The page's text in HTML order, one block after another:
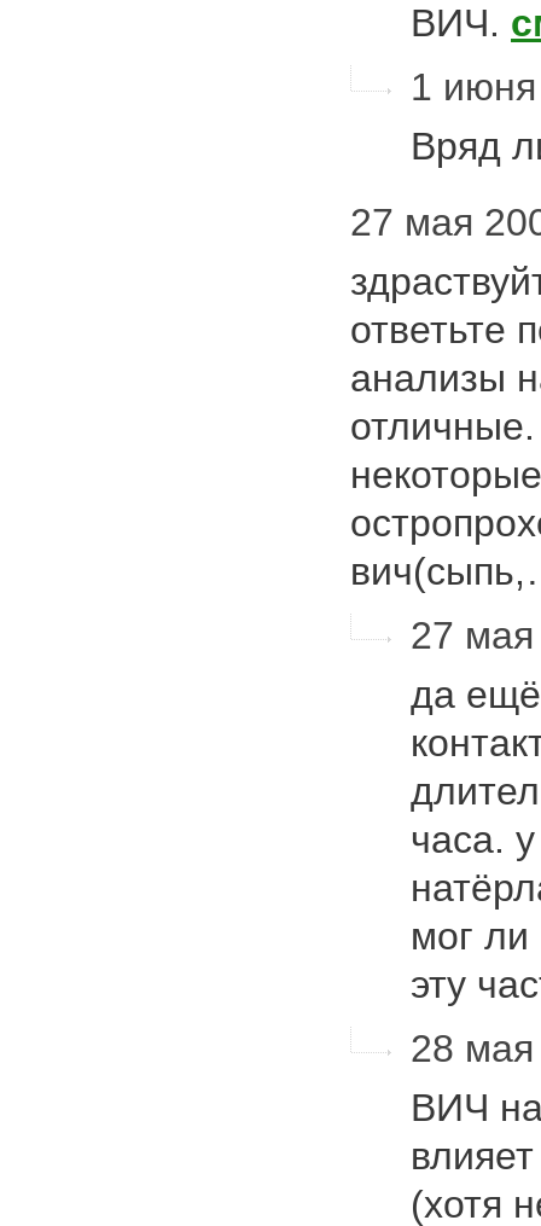
ВИЧ.
1
Вряд
27 мая
ответьте
анализы
27 мая
да ещё
часа.
мог ли
эту
28
ВИЧ
(хотя